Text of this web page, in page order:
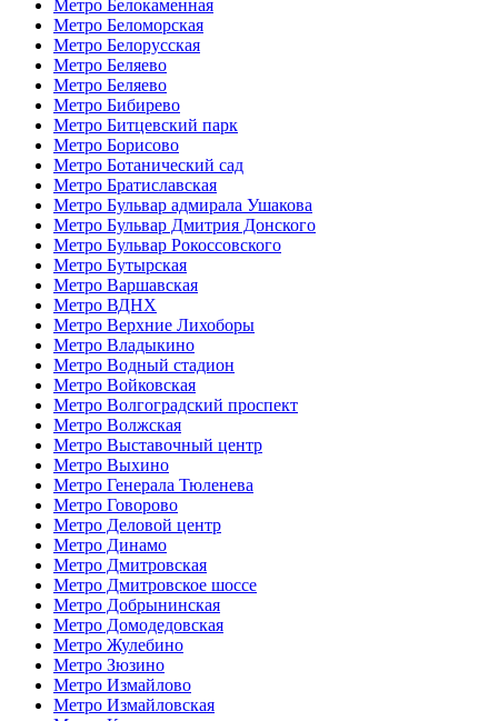
Метро Белокаменная
Метро Беломорская
Метро Белорусская
Метро Беляево
Метро Беляево
Метро Бибирево
Метро Битцевский парк
Метро Борисово
Метро Ботанический сад
Метро Братиславская
Метро Бульвар адмирала Ушакова
Метро Бульвар Дмитрия Донского
Метро Бульвар Рокоссовского
Метро Бутырская
Метро Варшавская
Метро ВДНХ
Метро Верхние Лихоборы
Метро Владыкино
Метро Водный стадион
Метро Войковская
Метро Волгоградский проспект
Метро Волжская
Метро Выставочный центр
Метро Выхино
Метро Генерала Тюленева
Метро Говорово
Метро Деловой центр
Метро Динамо
Метро Дмитровская
Метро Дмитровское шоссе
Метро Добрынинская
Метро Домодедовская
Метро Жулебино
Метро Зюзино
Метро Измайлово
Метро Измайловская